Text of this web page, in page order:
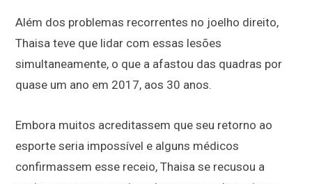
Além dos problemas recorrentes no joelho direito,
Thaisa teve que lidar com essas lesões
simultaneamente, o que a afastou das quadras por
quase um ano em 2017, aos 30 anos.
Embora muitos acreditassem que seu retorno ao
esporte seria impossível e alguns médicos
confirmassem esse receio, Thaisa se recusou a